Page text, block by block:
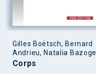
Gilles Boëtsch, Bernard
Andrieu, Natalia Bazoge
Corps